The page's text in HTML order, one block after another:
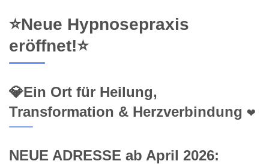
⭐Neue Hypnosepraxis
eröffnet!⭐
💎Ein Ort für Heilung,
Transformation & Herzverbindung ❤️
NEUE ADRESSE ab April 2026: